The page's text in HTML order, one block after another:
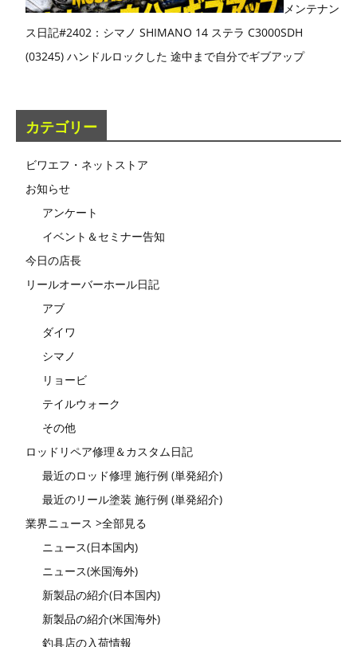
メンテナン
ス日記#2402：シマノ SHIMANO 14 ステラ C3000SDH
(03245) ハンドルロックした 途中まで自分でギブアップ
カテゴリー
ビワエフ・ネットストア
お知らせ
アンケート
イベント＆セミナー告知
今日の店長
リールオーバーホール日記
アブ
ダイワ
シマノ
リョービ
テイルウォーク
その他
ロッドリペア修理＆カスタム日記
最近のロッド修理 施行例 (単発紹介)
最近のリール塗装 施行例 (単発紹介)
業界ニュース >全部見る
ニュース(日本国内)
ニュース(米国海外)
新製品の紹介(日本国内)
新製品の紹介(米国海外)
釣具店の入荷情報